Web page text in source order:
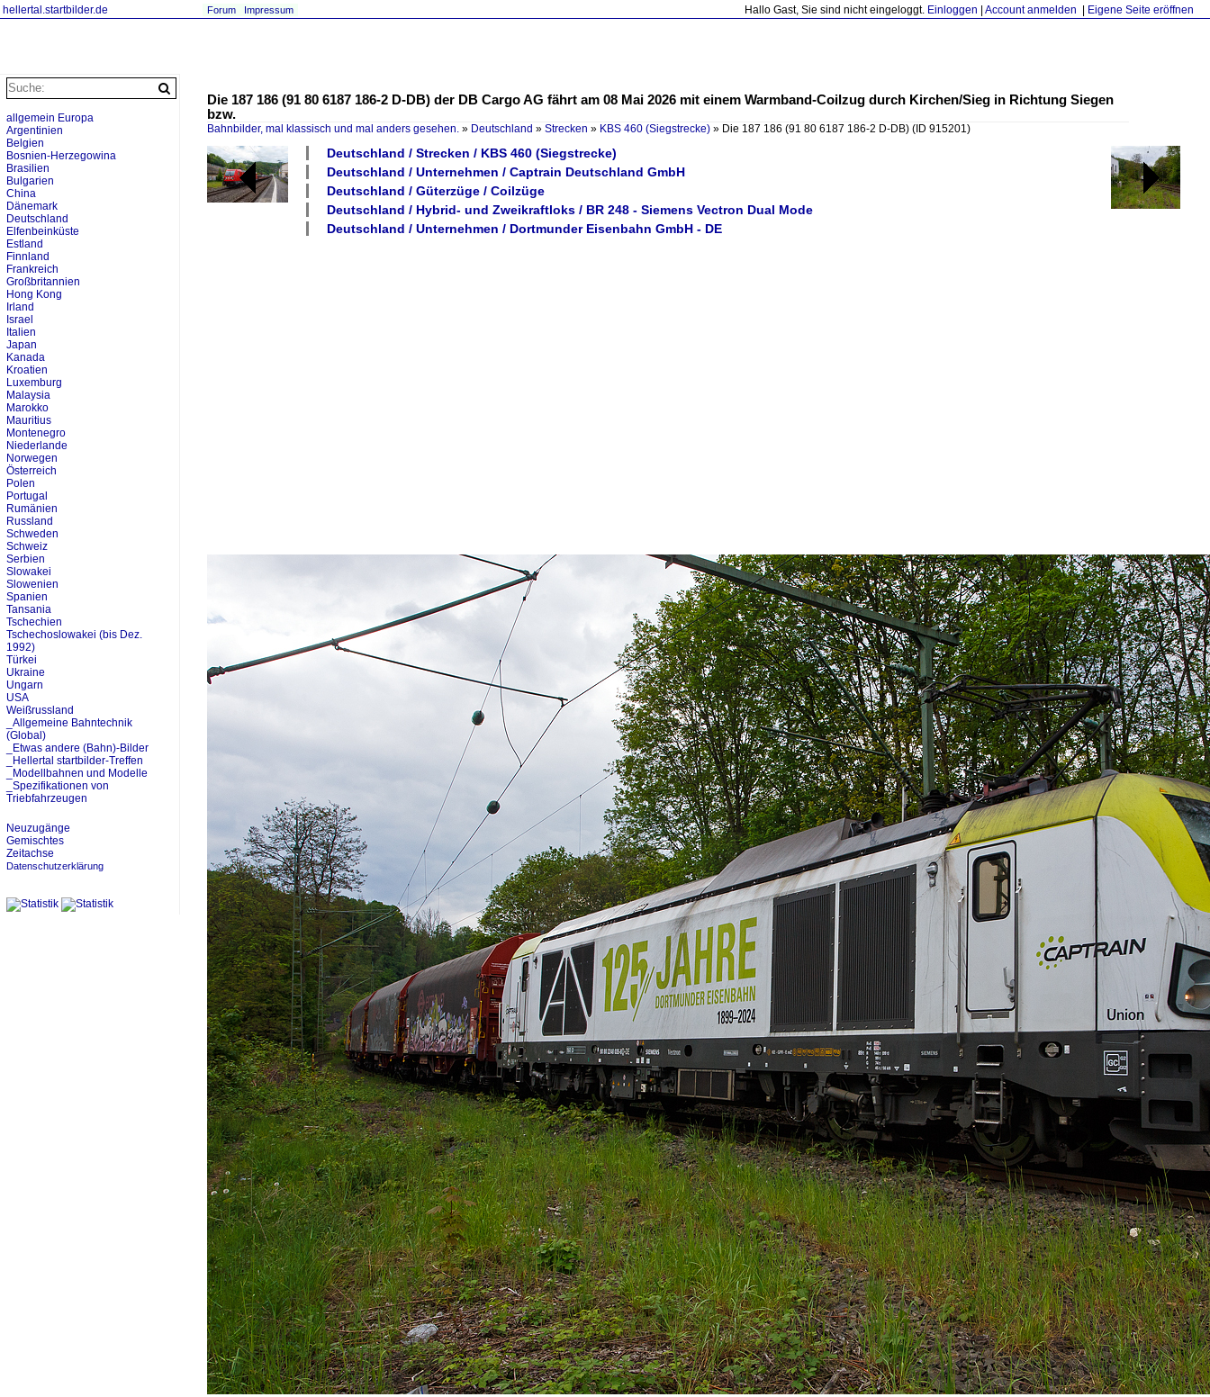
hellertal.startbilder.de Hallo Gast, Sie sind nicht eingeloggt. Einloggen Account anmelden Eigene Seite eröffnen
Forum Impressum
Die 187 186 (91 80 6187 186-2 D-DB) der DB Cargo AG fährt am 08 Mai 2026 mit einem Warmband-Coilzug durch Kirchen/Sieg in Richtung Siegen
bzw.
Bahnbilder, mal klassisch und mal anders gesehen. » Deutschland » Strecken » KBS 460 (Siegstrecke) » Die 187 186 (91 80 6187 186-2 D-DB) (ID 915201)
Deutschland / Strecken / KBS 460 (Siegstrecke)
Deutschland / Unternehmen / Captrain Deutschland GmbH
Deutschland / Güterzüge / Coilzüge
Deutschland / Hybrid- und Zweikraftloks / BR 248 - Siemens Vectron Dual Mode
Deutschland / Unternehmen / Dortmunder Eisenbahn GmbH - DE
allgemein Europa
Argentinien
Belgien
Bosnien-Herzegowina
Brasilien
Bulgarien
China
Dänemark
Deutschland
Elfenbeinküste
Estland
Finnland
Frankreich
Großbritannien
Hong Kong
Irland
Israel
Italien
Japan
Kanada
Kroatien
Luxemburg
Malaysia
Marokko
Mauritius
Montenegro
Niederlande
Norwegen
Österreich
Polen
Portugal
Rumänien
Russland
Schweden
Schweiz
Serbien
Slowakei
Slowenien
Spanien
Tansania
Tschechien
Tschechoslowakei (bis Dez.
1992)
Türkei
Ukraine
Ungarn
USA
Weißrussland
_Allgemeine Bahntechnik
(Global)
_Etwas andere (Bahn)-Bilder
_Hellertal startbilder-Treffen
_Modellbahnen und Modelle
_Spezifikationen von
Triebfahrzeugen
Neuzugänge
Gemischtes
Zeitachse
Datenschutzerklärung